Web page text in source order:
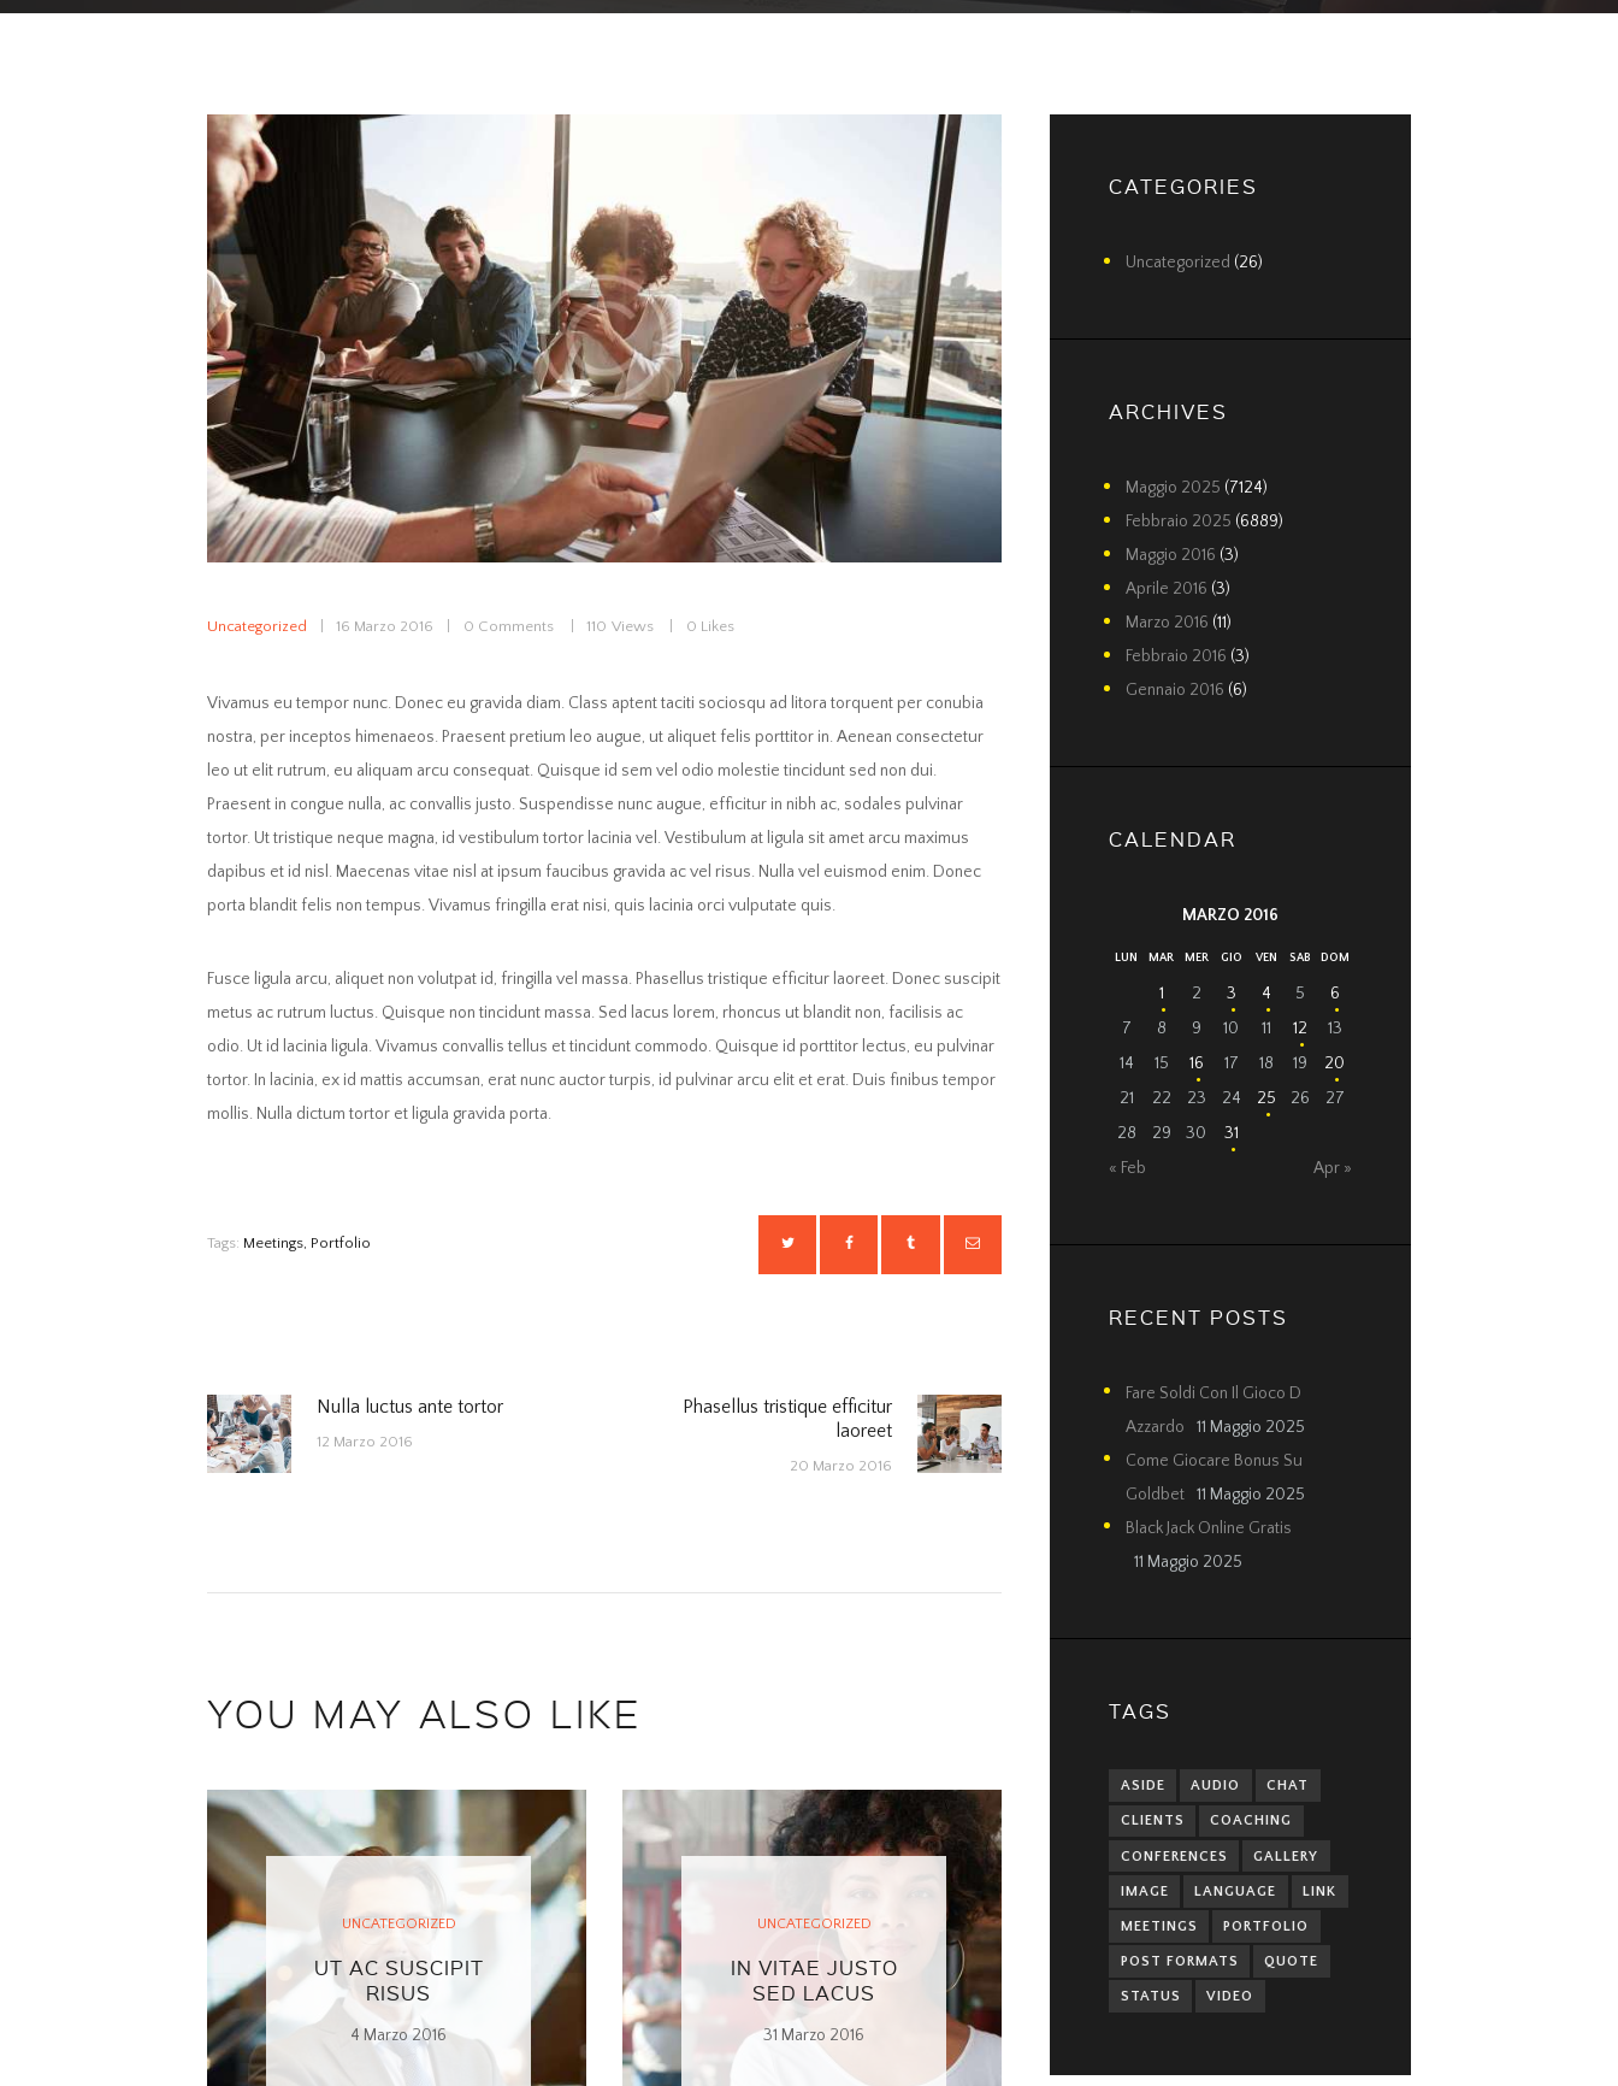
Uncategorized 16 Marzo 2016 0 Comments 110 Views 0 Likes
Vivamus eu tempor nunc. Donec eu gravida diam. Class aptent taciti sociosqu ad litora torquent per conubia
nostra, per inceptos himenaeos. Praesent pretium leo augue, ut aliquet felis porttitor in. Aenean consectetur
leo ut elit rutrum, eu aliquam arcu consequat. Quisque id sem vel odio molestie tincidunt sed non dui.
Praesent in congue nulla, ac convallis justo. Suspendisse nunc augue, efficitur in nibh ac, sodales pulvinar
tortor. Ut tristique neque magna, id vestibulum tortor lacinia vel. Vestibulum at ligula sit amet arcu maximus
dapibus et id nisl. Maecenas vitae nisl at ipsum faucibus gravida ac vel risus. Nulla vel euismod enim. Donec
porta blandit felis non tempus. Vivamus fringilla erat nisi, quis lacinia orci vulputate quis.
Fusce ligula arcu, aliquet non volutpat id, fringilla vel massa. Phasellus tristique efficitur laoreet. Donec suscipit
metus ac rutrum luctus. Quisque non tincidunt massa. Sed lacus lorem, rhoncus ut blandit non, facilisis ac
odio. Ut id lacinia ligula. Vivamus convallis tellus et tincidunt commodo. Quisque id porttitor lectus, eu pulvinar
tortor. In lacinia, ex id mattis accumsan, erat nunc auctor turpis, id pulvinar arcu elit et erat. Duis finibus tempor
mollis. Nulla dictum tortor et ligula gravida porta.
Tags: Meetings, Portfolio
NAVIGAZIONE
ARTICOLI
Previous
post:
Nulla luctus ante tortor
12 Marzo 2016
Next
post:
Phasellus tristique efficitur
laoreet
20 Marzo 2016
YOU MAY ALSO LIKE
UNCATEGORIZED
UT AC SUSCIPIT
RISUS
4 Marzo 2016
UNCATEGORIZED
IN VITAE JUSTO
SED LACUS
31 Marzo 2016
CATEGORIES
Uncategorized (26)
ARCHIVES
Maggio 2025 (7124)
Febbraio 2025 (6889)
Maggio 2016 (3)
Aprile 2016 (3)
Marzo 2016 (11)
Febbraio 2016 (3)
Gennaio 2016 (6)
CALENDAR
MARZO 2016
LUN MAR MER GIO VEN SAB DOM
1 2 3 4 5
6
7
8 9 10 11 12
13
14
15 16 17 18 19
20
21
22 23 24 25 26
27
28
29 30
31
« Feb
Apr »
RECENT POSTS
Fare Soldi Con Il Gioco D
Azzardo
11 Maggio 2025
Come Giocare Bonus Su
Goldbet
11 Maggio 2025
Black Jack Online Gratis
11 Maggio 2025
TAGS
ASIDE AUDIO CHAT
CLIENTS COACHING
CONFERENCES GALLERY
IMAGE LANGUAGE LINK
MEETINGS PORTFOLIO
POST FORMATS QUOTE
STATUS VIDEO